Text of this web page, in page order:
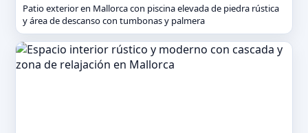
Patio exterior en Mallorca con piscina elevada de piedra rústica
y área de descanso con tumbonas y palmera